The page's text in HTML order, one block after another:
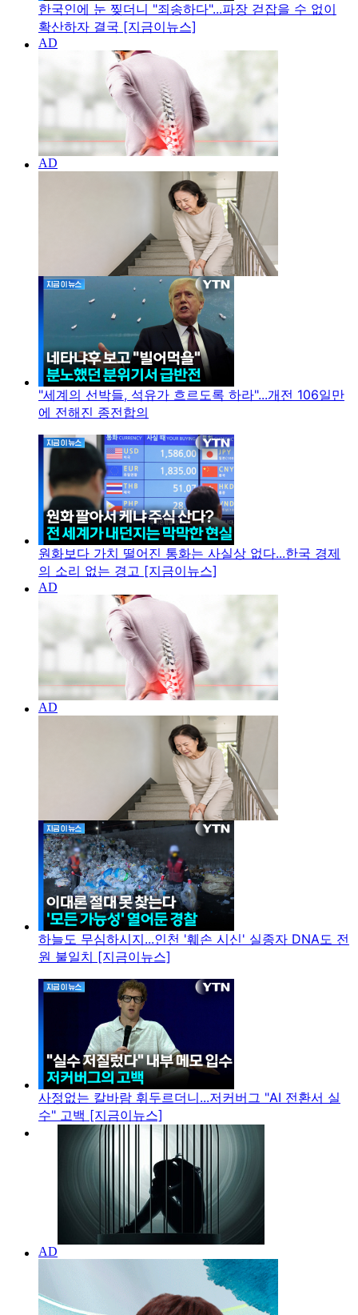
한국인에 눈 찢더니 "죄송하다"...파장 걷잡을 수 없이
확산하자 결국 [지금이뉴스]
"세계의 선박들, 석유가 흐르도록 하라"...개전 106일만
에 전해진 종전합의
원화보다 가치 떨어진 통화는 사실상 없다...한국 경제
의 소리 없는 경고 [지금이뉴스]
하늘도 무심하시지...인천 '훼손 시신' 실종자 DNA도 전
원 불일치 [지금이뉴스]
사정없는 칼바람 휘두르더니...저커버그 "AI 전환서 실
수" 고백 [지금이뉴스]